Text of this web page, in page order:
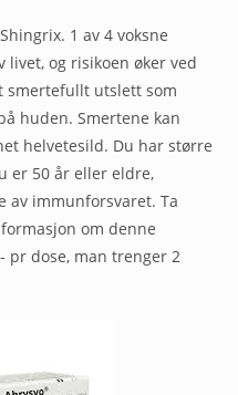
1 av 4 voksne
livet, og risikoen øker ved
smertefullt utslett som
huden. Smertene kan
helvetesild. Du har større
er 50 år eller eldre,
av immunforsvaret. Ta
om denne
pr dose, man trenger 2